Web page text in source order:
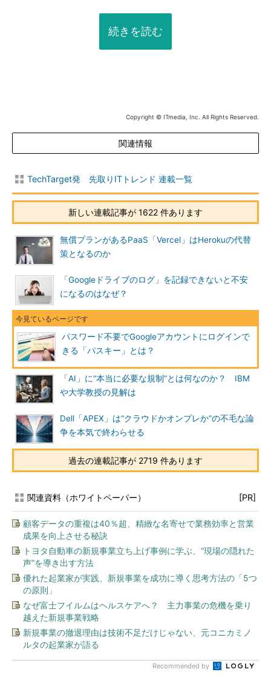
続きを読む
Copyright © ITmedia, Inc. All Rights Reserved.
関連情報
TechTarget発 先取りITトレンド 連載一覧
新しい連載記事が 1622 件あります
無償プランがあるPaaS「Vercel」はHerokuの代替
策となるのか
「Googleドライブのログ」を記録できないと不安
になるのはなぜ？
パスワード不要でGoogleアカウントにログインで
きる「パスキー」とは？
「AI」に“本当に必要な規制”とは何なのか？ IBM
や大学教授の見解は
Dell「APEX」は“クラウドかオンプレか”の不毛な論
争を本気で終わらせる
過去の連載記事が 2719 件あります
関連資料（ホワイトペーパー） [PR]
顧客データの重複は40％超、精緻な名寄せで業務効率と営業
成果を向上させる秘訣
トヨタ自動車の新規事業立ち上げ事例に学ぶ、“現場の隠れた
声”を導き出す方法
優れた起業家が実践、新規事業を成功に導く思考方法の「5つ
の原則」
なぜ富士フイルムはヘルスケアへ？ 主力事業の危機を乗り
越えた新規事業戦略
新規事業の撤退理由は技術不足だけじゃない、元コニカミノ
ルタの起業家が語る
Recommended by